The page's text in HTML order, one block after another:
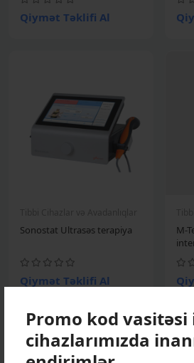
Promo kod vasitəsi
cihazlarımızda
Qiymət Təklifi Al
Sonostat Ultrasəs terapiya
Qiymət Təklifi Al
M-